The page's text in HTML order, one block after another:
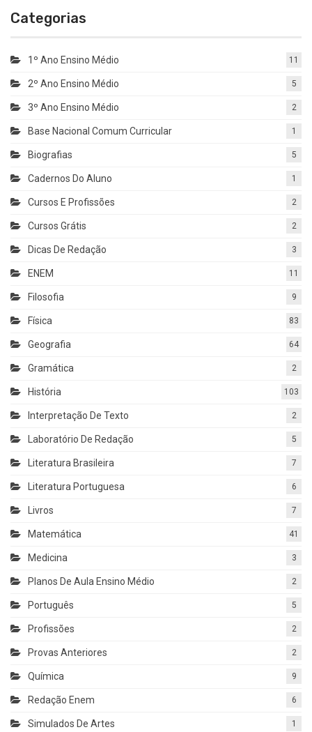
Categorias
1º Ano Ensino Médio 11
2º Ano Ensino Médio 5
3º Ano Ensino Médio 2
Base Nacional Comum Curricular 1
Biografias 5
Cadernos Do Aluno 1
Cursos E Profissões 2
Cursos Grátis 2
Dicas De Redação 3
ENEM 11
Filosofia 9
Física 83
Geografia 64
Gramática 2
História 103
Interpretação De Texto 2
Laboratório De Redação 5
Literatura Brasileira 7
Literatura Portuguesa 6
Livros 7
Matemática 41
Medicina 3
Planos De Aula Ensino Médio 2
Português 5
Profissões 2
Provas Anteriores 2
Química 9
Redação Enem 6
Simulados De Artes 1